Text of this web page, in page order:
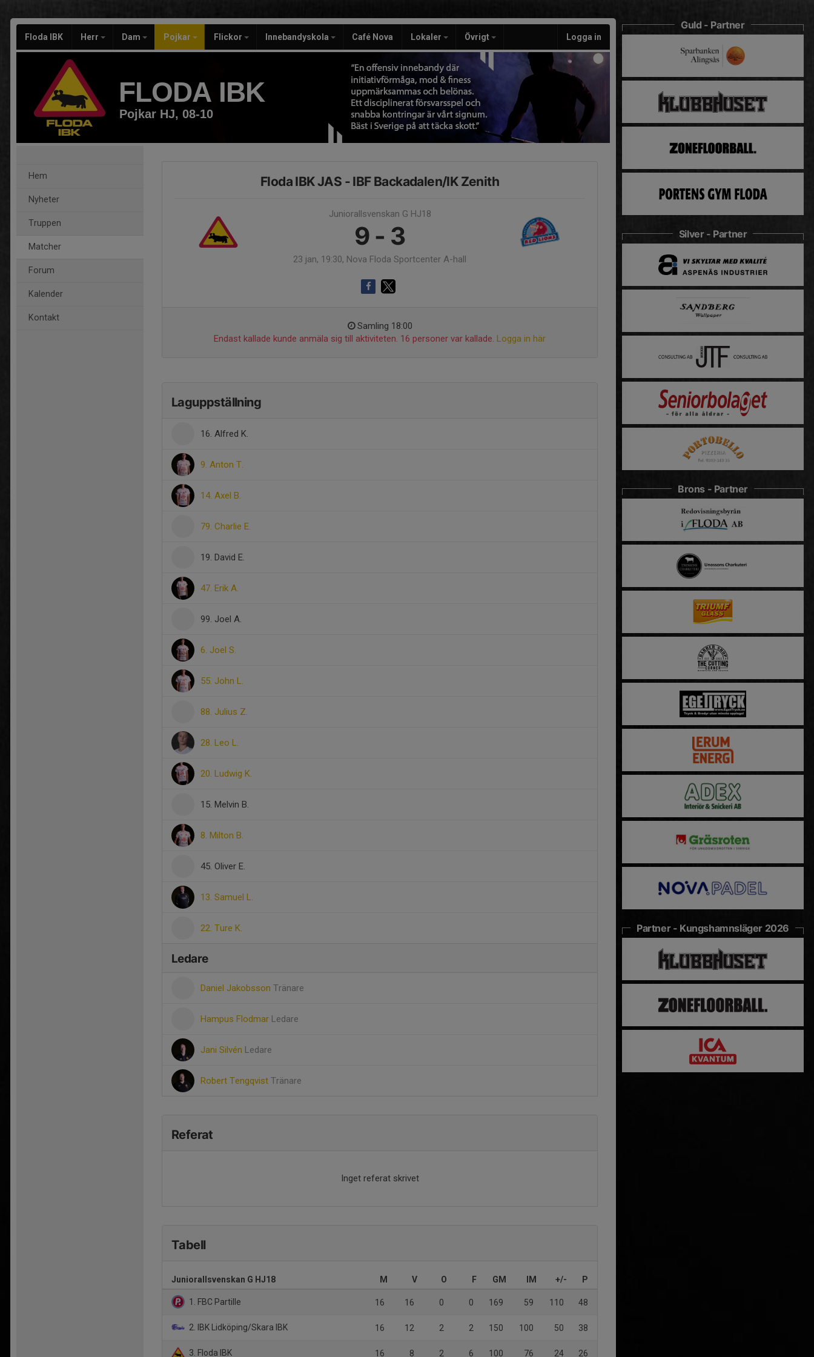
Floda IBK Herr Dam Pojkar Flickor Innebandyskola Café Nova Lokaler Övrigt Logga in
FLODA IBK
Pojkar HJ, 08-10
Hem
Nyheter
Truppen
Matcher
Forum
Kalender
Kontakt
Floda IBK JAS - IBF Backadalen/IK Zenith
Juniorallsvenskan G HJ18
9 - 3
23 jan, 19:30, Nova Floda Sportcenter A-hall
Samling 18:00
Endast kallade kunde anmäla sig till aktiviteten. 16 personer var kallade. Logga in här
Laguppställning
16. Alfred K.
9. Anton T.
14. Axel B.
79. Charlie E.
19. David E.
47. Erik A.
99. Joel A.
6. Joel S.
55. John L.
88. Julius Z.
28. Leo L.
20. Ludwig K.
15. Melvin B.
8. Milton B.
45. Oliver E.
13. Samuel L.
22. Ture K.
Ledare
Daniel Jakobsson Tränare
Hampus Flodmar Ledare
Jani Silvén Ledare
Robert Tengqvist Tränare
Referat
Inget referat skrivet
Tabell
Juniorallsvenskan G HJ18 M V O F GM IM +/- P
1. FBC Partille 16 16 0 0 169 59 110 48
2. IBK Lidköping/Skara IBK 16 12 2 2 150 100 50 38
3. Floda IBK 16 8 2 6 100 76 24 26
Guld - Partner
Silver - Partner
Brons - Partner
Partner - Kungshamnsläger 2026